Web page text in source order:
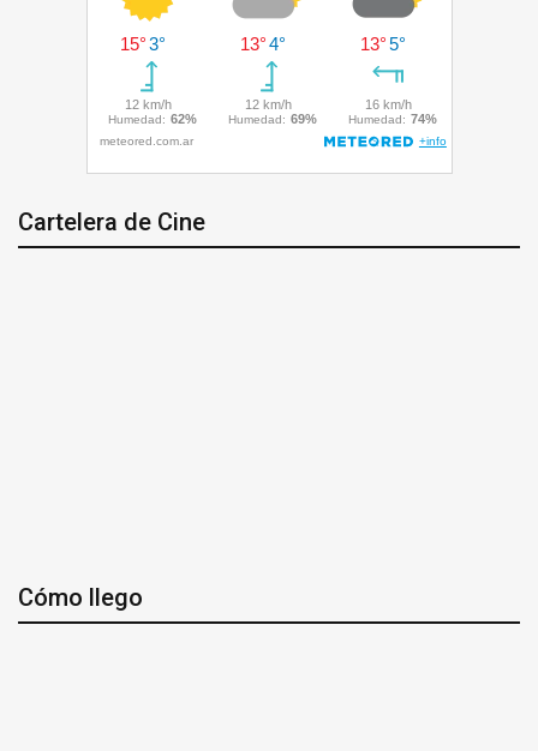
Cartelera de Cine
Cómo llego